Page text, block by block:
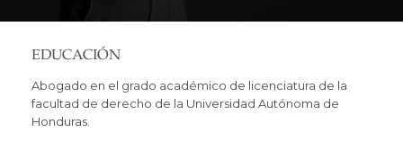
EDUCACIÓN
Abogado en el grado académico de licenciatura de la
facultad de derecho de la Universidad Autónoma de
Honduras.